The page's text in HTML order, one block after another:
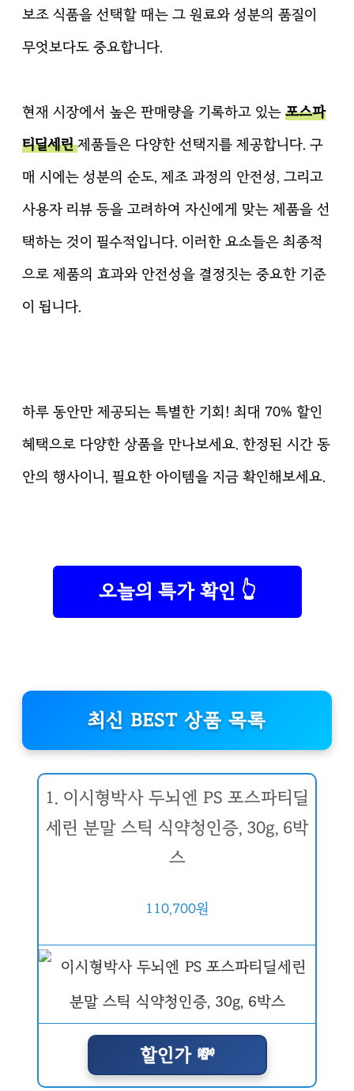
보조 식품을 선택할 때는 그 원료와 성분의 품질이
무엇보다도 중요합니다.
현재 시장에서 높은 판매량을 기록하고 있는 포스파
티딜세린제품들은 다양한 선택지를 제공합니다. 구
매 시에는 성분의 순도, 제조 과정의 안전성, 그리고
사용자 리뷰 등을 고려하여 자신에게 맞는 제품을 선
택하는 것이 필수적입니다. 이러한 요소들은 최종적
으로 제품의 효과와 안전성을 결정짓는 중요한 기준
이 됩니다.
하루 동안만 제공되는 특별한 기회! 최대 70% 할인
혜택으로 다양한 상품을 만나보세요. 한정된 시간 동
안의 행사이니, 필요한 아이템을 지금 확인해보세요.
오늘의 특가 확인 👆
최신 BEST 상품 목록
1. 이시형박사 두뇌엔 PS 포스파티딜
세린 분말 스틱 식약청인증, 30g, 6박
스
110,700원
할인가 💸